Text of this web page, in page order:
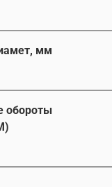
мм
обороты